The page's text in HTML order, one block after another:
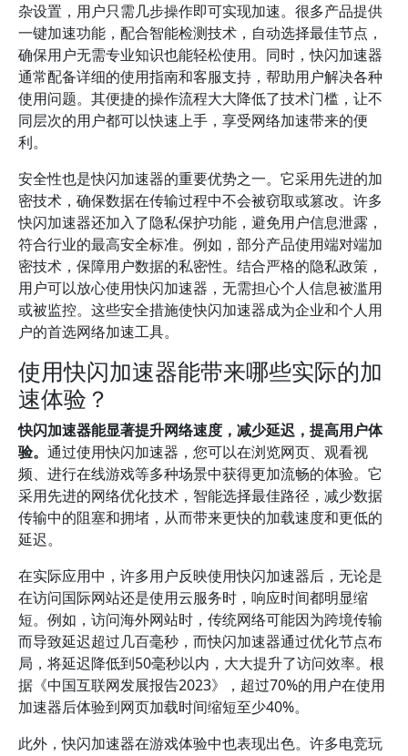
杂设置，用户只需几步操作即可实现加速。很多产品提供
一键加速功能，配合智能检测技术，自动选择最佳节点，
确保用户无需专业知识也能轻松使用。同时，快闪加速器
通常配备详细的使用指南和客服支持，帮助用户解决各种
使用问题。其便捷的操作流程大大降低了技术门槛，让不
同层次的用户都可以快速上手，享受网络加速带来的便
利。
安全性也是快闪加速器的重要优势之一。它采用先进的加
密技术，确保数据在传输过程中不会被窃取或篡改。许多
快闪加速器还加入了隐私保护功能，避免用户信息泄露，
符合行业的最高安全标准。例如，部分产品使用端对端加
密技术，保障用户数据的私密性。结合严格的隐私政策，
用户可以放心使用快闪加速器，无需担心个人信息被滥用
或被监控。这些安全措施使快闪加速器成为企业和个人用
户的首选网络加速工具。
使用快闪加速器能带来哪些实际的加
速体验？
快闪加速器能显著提升网络速度，减少延迟，提高用户体
验。 通过使用快闪加速器，您可以在浏览网页、观看视
频、进行在线游戏等多种场景中获得更加流畅的体验。它
采用先进的网络优化技术，智能选择最佳路径，减少数据
传输中的阻塞和拥堵，从而带来更快的加载速度和更低的
延迟。
在实际应用中，许多用户反映使用快闪加速器后，无论是
在访问国际网站还是使用云服务时，响应时间都明显缩
短。例如，访问海外网站时，传统网络可能因为跨境传输
而导致延迟超过几百毫秒，而快闪加速器通过优化节点布
局，将延迟降低到50毫秒以内，大大提升了访问效率。根
据《中国互联网发展报告2023》，超过70%的用户在使用
加速器后体验到网页加载时间缩短至少40%。
此外，快闪加速器在游戏体验中也表现出色。许多电竞玩